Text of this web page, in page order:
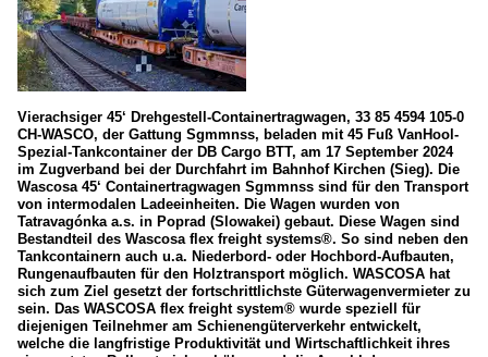
Vierachsiger 45‘ Drehgestell-Containertragwagen, 33 85 4594 105-0
CH-WASCO, der Gattung Sgmmnss, beladen mit 45 Fuß VanHool-
Spezial-Tankcontainer der DB Cargo BTT, am 17 September 2024
im Zugverband bei der Durchfahrt im Bahnhof Kirchen (Sieg). Die
Wascosa 45‘ Containertragwagen Sgmmnss sind für den Transport
von intermodalen Ladeeinheiten. Die Wagen wurden von
Tatravagónka a.s. in Poprad (Slowakei) gebaut. Diese Wagen sind
Bestandteil des Wascosa flex freight systems®. So sind neben den
Tankcontainern auch u.a. Niederbord- oder Hochbord-Aufbauten,
Rungenaufbauten für den Holztransport möglich. WASCOSA hat
sich zum Ziel gesetzt der fortschrittlichste Güterwagenvermieter zu
sein. Das WASCOSA flex freight system® wurde speziell für
diejenigen Teilnehmer am Schienengüterverkehr entwickelt,
welche die langfristige Produktivität und Wirtschaftlichkeit ihres